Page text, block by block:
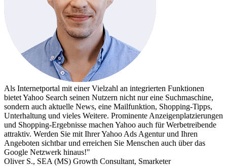
Als Internetportal mit einer Vielzahl an integrierten Funktionen
bietet Yahoo Search seinen Nutzern nicht nur eine Suchmaschine,
sondern auch aktuelle News, eine Mailfunktion, Shopping-Tipps,
Unterhaltung und vieles Weitere. Prominente Anzeigenplatzierungen
und Shopping-Ergebnisse machen Yahoo auch für Werbetreibende
attraktiv. Werden Sie mit Ihrer Yahoo Ads Agentur und Ihren
Angeboten sichtbar und erreichen Sie Menschen auch über das
Google Netzwerk hinaus!"
Oliver S., SEA (MS) Growth Consultant, Smarketer